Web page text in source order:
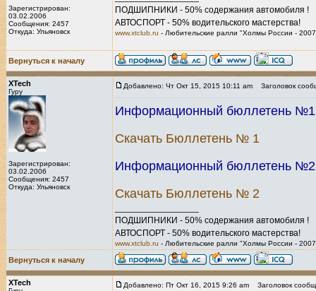
Зарегистрирован:
03.02.2006
Сообщения: 2457
Откуда: Ульяновск
ПОДШИПНИКИ - 50% содержания автомобиля !
АВТОСПОРТ - 50% водительского мастерства!
www.xtclub.ru - Любительские ралли "Холмы России -
Вернуться к началу
XTech
Гуру
Зарегистрирован:
03.02.2006
Сообщения: 2457
Откуда: Ульяновск
Добавлено: Чт Окт 15, 2015 10:11 am Заголовок
Информационный бюллетень
Скачать Бюллетень № 1
Информационный бюллетень
Скачать Бюллетень № 2
ПОДШИПНИКИ - 50% содержания автомобиля !
АВТОСПОРТ - 50% водительского мастерства!
www.xtclub.ru - Любительские ралли "Холмы России -
Вернуться к началу
XTech Добавлено: Пт Окт 16, 2015 9:26 am Заголовок